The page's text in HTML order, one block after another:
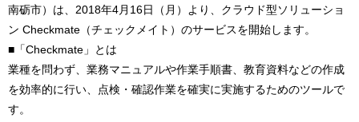
南砺市）は、2018年4月16日（月）より、クラウド型ソリューショ
ン Checkmate（チェックメイト）のサービスを開始します。
■「Checkmate」とは
業種を問わず、業務マニュアルや作業手順書、教育資料などの作成
を効率的に行い、点検・確認作業を確実に実施するためのツールで
す。